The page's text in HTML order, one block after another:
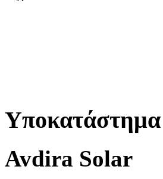
Υποκατάστημα
Avdira Solar